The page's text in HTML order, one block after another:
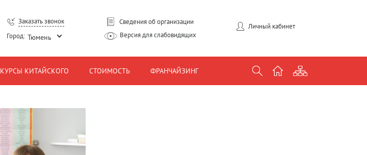
Заказать звонок
Город: Тюмень
Сведения об организации
Версия для слабовидящих
Личный кабинет
КУРСЫ КИТАЙСКОГО СТОИМОСТЬ ФРАНЧАЙЗИНГ